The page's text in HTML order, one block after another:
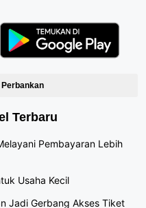
Perbankan
Terbaru
Pembayaran Lebih
Usaha Kecil
Jadi Gerbang Akses Tiket